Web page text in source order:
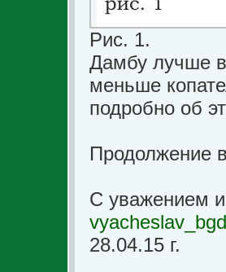
Рис. 1.
Дамбу лучше
меньше
подробно об
Продолжение
С уважением
28.04.15 г.